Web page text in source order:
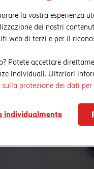
la vostra esperienza
dei nostri
web di terzi e per il
Potete accettare
individuali. Ulteriori
protezione dei dati
individualmente